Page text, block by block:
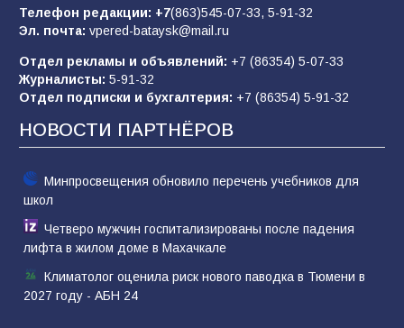
62 04.08.2026
В детском саду № 17 прошёл конкурс «Мини-
Мисс»
53 08.08.2026
Телефон редакции: +7(863)545-07-33, 5-91-32
Эл. почта: vpered-bataysk@mail.ru
Отдел рекламы и объявлений: +7 (86354) 5-07-33
Журналисты: 5-91-32
Отдел подписки и бухгалтерия: +7 (86354) 5-91-32
НОВОСТИ ПАРТНЁРОВ
Минпросвещения обновило перечень учебников для
школ
Четверо мужчин госпитализированы после падения
лифта в жилом доме в Махачкале
Климатолог оценила риск нового паводка в Тюмени в
2027 году - АБН 24